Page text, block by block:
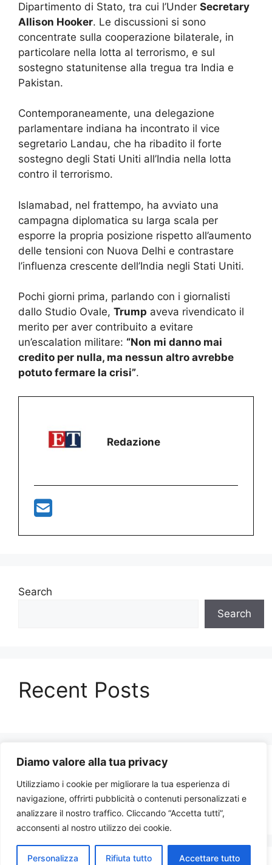
Diamo valore alla tua privacy
Utilizziamo i cookie per migliorare la tua esperienza di
navigazione, offrirti pubblicità o contenuti personalizzati e
analizzare il nostro traffico. Cliccando “Accetta tutti”,
acconsenti al nostro utilizzo dei cookie.
Personalizza Rifiuta tutto Accettare tutto
Dipartimento di Stato, tra cui l’Under Secretary
Allison Hooker. Le discussioni si sono
concentrate sulla cooperazione bilaterale, in
particolare nella lotta al terrorismo, e sul
sostegno statunitense alla tregua tra India e
Pakistan.
Contemporaneamente, una delegazione
parlamentare indiana ha incontrato il vice
segretario Landau, che ha ribadito il forte
sostegno degli Stati Uniti all’India nella lotta
contro il terrorismo.
Islamabad, nel frattempo, ha avviato una
campagna diplomatica su larga scala per
esporre la propria posizione rispetto all’aumento
delle tensioni con Nuova Delhi e contrastare
l’influenza crescente dell’India negli Stati Uniti.
Pochi giorni prima, parlando con i giornalisti
dallo Studio Ovale, Trump aveva rivendicato il
merito per aver contribuito a evitare
un’escalation militare: “Non mi danno mai
credito per nulla, ma nessun altro avrebbe
potuto fermare la crisi”.
Redazione
Search
Search
Recent Posts
Recent Comments
No comments to show.